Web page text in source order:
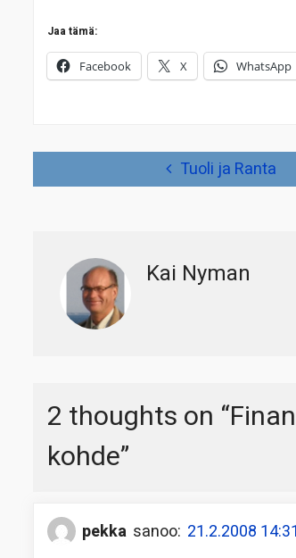
Jaa tämä:
Facebook X WhatsApp
Tuoli ja Ranta
Kai Nyman
2 thoughts on “
kohde”
pekka sanoo: 21.2.2008 14:31